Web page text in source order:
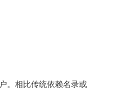
。相比传统依赖名录或